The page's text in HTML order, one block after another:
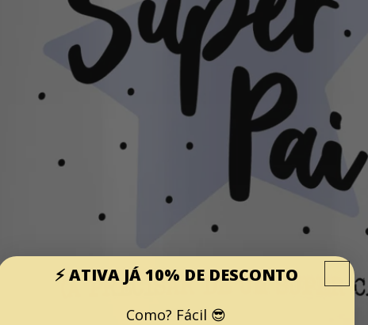
⚡️ ATIVA JÁ 10% DE DESCONTO
Como? Fácil 😎